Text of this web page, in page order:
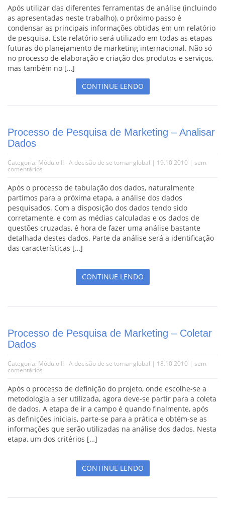
Após utilizar das diferentes ferramentas de análise (incluindo
as apresentadas neste trabalho), o próximo passo é
condensar as principais informações obtidas em um relatório
de pesquisa. Este relatório será utilizado em todas as etapas
futuras do planejamento de marketing internacional. Não só
no processo de elaboração e criação dos produtos e serviços,
mas também no […]
CONTINUE LENDO
Processo de Pesquisa de Marketing – Analisar
Dados
Categoria: Módulo II - A decisão de se tornar global | 19.10.2010 | sem
comentários
Após o processo de tabulação dos dados, naturalmente
partimos para a próxima etapa, a análise dos dados
pesquisados. Com a disposição dos dados tendo sido
corretamente, e com as médias calculadas e os dados de
questões cruzadas, é hora de fazer uma análise bastante
detalhada destes dados. Parte da análise será a identificação
das características […]
CONTINUE LENDO
Processo de Pesquisa de Marketing – Coletar
Dados
Categoria: Módulo II - A decisão de se tornar global | 18.10.2010 | sem
comentários
Após o processo de definição do projeto, onde escolhe-se a
metodologia a ser utilizada, agora deve-se partir para a coleta
de dados. A etapa de ir a campo é quando finalmente, após
as definições iniciais, parte-se para a prática e obtém-se as
informações que serão utilizadas na análise dos dados. Nesta
etapa, um dos critérios […]
CONTINUE LENDO